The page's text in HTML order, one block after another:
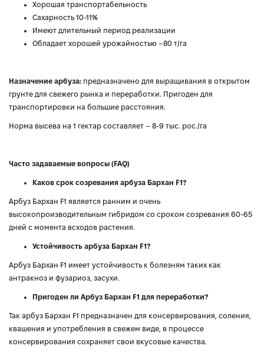
Хорошая транспортабельность
Сахарность 10-11%
Имеют длительный период реализации
Обладает хорошей урожайностью –80 т/га
Назначение арбуза: предназначено для выращивания в открытом
грунте для свежего рынка и переработки. Пригоден для
транспортировки на большие расстояния.
Норма высева на 1 гектар составляет – 8-9 тыс. рос./га
Часто задаваемые вопросы (FAQ)
Каков срок созревания арбуза Бархан F1?
Арбуз Бархан F1 является ранним и очень
высокопроизводительным гибридом со сроком созревания 60-65
дней с момента всходов растения.
Устойчивость арбуза Бархан F1?
Арбуз Бархан F1 имеет устойчивость к болезням таких как
антракноз и фузариоз, засухи.
Пригоден ли Арбуз Бархан F1 для переработки?
Так арбуз Бархан F1 предназначен для консервирования, соления,
квашения и употребления в свежем виде, в процессе
консервирования сохраняет свои вкусовые качества.